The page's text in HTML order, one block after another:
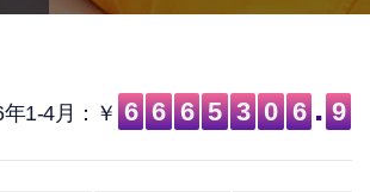
1-4月：￥ 6 6 6 5 3 0 6 . 9